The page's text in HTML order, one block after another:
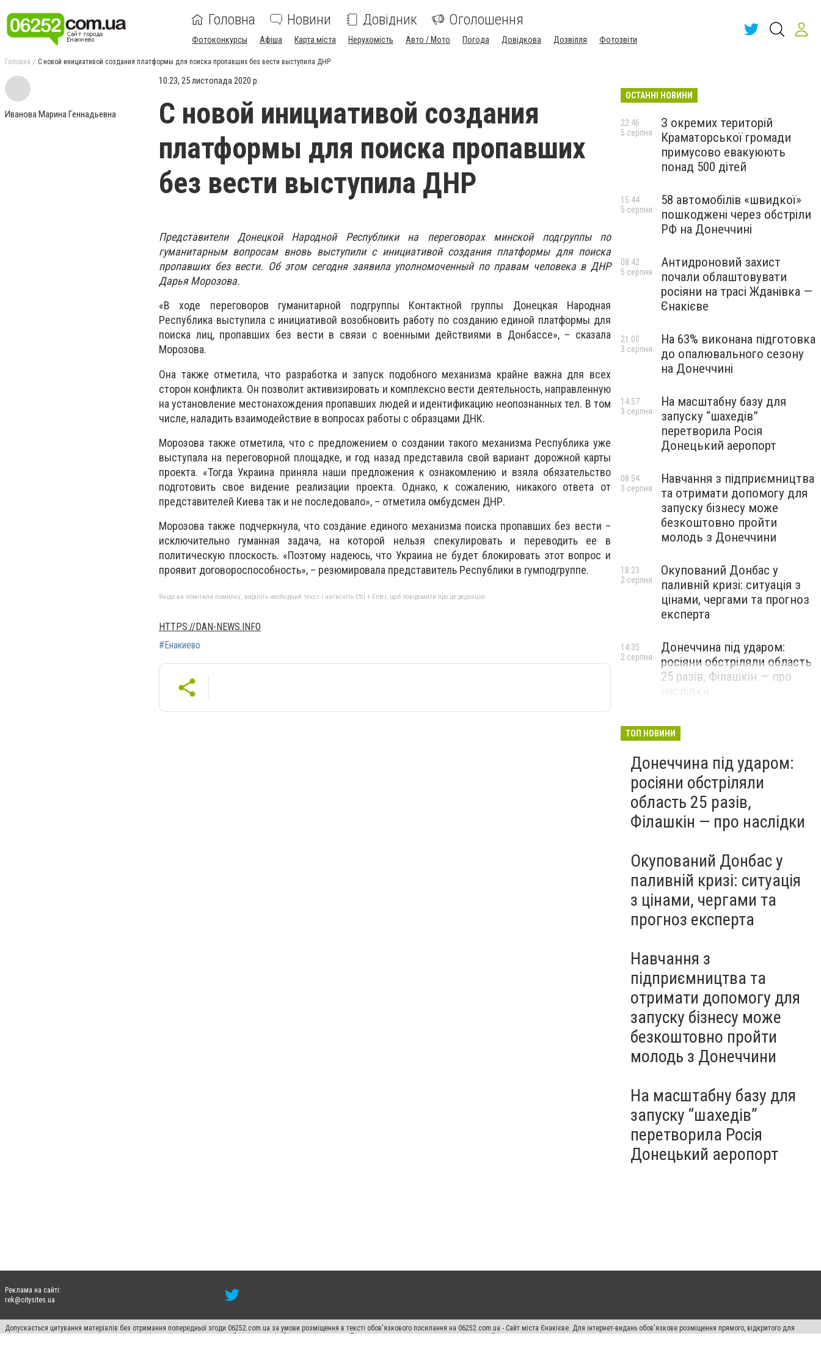
Головна Новини Довідник Оголошення
Фотоконкурсы Афіша Карта міста Нерухомість Авто / Мото Погода Довідкова Дозвілля Фотозвіти
Головна С новой инициативой создания платформы для поиска пропавших без вести выступила ДНР
Иванова Марина Геннадьевна
10:23, 25 листопада 2020 р.
С новой инициативой создания
платформы для поиска пропавших
без вести выступила ДНР
Представители Донецкой Народной Республики на переговорах минской подгруппы по
гуманитарным вопросам вновь выступили с инициативой создания платформы для поиска
пропавших без вести. Об этом сегодня заявила уполномоченный по правам человека в ДНР
Дарья Морозова.
«В ходе переговоров гуманитарной подгруппы Контактной группы Донецкая Народная
Республика выступила с инициативой возобновить работу по созданию единой платформы для
поиска лиц, пропавших без вести в связи с военными действиями в Донбассе», – сказала
Морозова.
Она также отметила, что разработка и запуск подобного механизма крайне важна для всех
сторон конфликта. Он позволит активизировать и комплексно вести деятельность, направленную
на установление местонахождения пропавших людей и идентификацию неопознанных тел. В том
числе, наладить взаимодействие в вопросах работы с образцами ДНК.
Морозова также отметила, что с предложением о создании такого механизма Республика уже
выступала на переговорной площадке, и год назад представила свой вариант дорожной карты
проекта. «Тогда Украина приняла наши предложения к ознакомлению и взяла обязательство
подготовить свое видение реализации проекта. Однако, к сожалению, никакого ответа от
представителей Киева так и не последовало», – отметила омбудсмен ДНР.
Морозова также подчеркнула, что создание единого механизма поиска пропавших без вести –
исключительно гуманная задача, на которой нельзя спекулировать и переводить ее в
политическую плоскость. «Поэтому надеюсь, что Украина не будет блокировать этот вопрос и
проявит договороспособность», – резюмировала представитель Республики в гумподгруппе.
Якщо ви помітили помилку, виділіть необхідний текст і натисніть Ctrl + Enter, щоб повідомити про це редакцію
HTTPS://DAN-NEWS.INFO
#Енакиево
ОСТАННІ НОВИНИ
З окремих територій
Краматорської громади
примусово евакуюють
понад 500 дітей
22:46
5 серпня
58 автомобілів «швидкої»
пошкоджені через обстріли
РФ на Донеччині
15:44
5 серпня
Антидроновий захист
почали облаштовувати
росіяни на трасі Жданівка —
Єнакієве
08:42
5 серпня
На 63% виконана підготовка
до опалювального сезону
на Донеччині
21:00
3 серпня
На масштабну базу для
запуску “шахедів”
перетворила Росія
Донецький аеропорт
14:57
3 серпня
Навчання з підприємництва
та отримати допомогу для
запуску бізнесу може
безкоштовно пройти
молодь з Донеччини
08:54
3 серпня
Окупований Донбас у
паливній кризі: ситуація з
цінами, чергами та прогноз
експерта
18:23
2 серпня
Донеччина під ударом:
росіяни обстріляли область
25 разів, Філашкін — про
14:35
2 серпня
ТОП НОВИНИ
Донеччина під ударом:
росіяни обстріляли
область 25 разів,
Філашкін — про наслідки
Окупований Донбас у
паливній кризі: ситуація
з цінами, чергами та
прогноз експерта
Навчання з
підприємництва та
отримати допомогу для
запуску бізнесу може
безкоштовно пройти
молодь з Донеччини
На масштабну базу для
запуску “шахедів”
перетворила Росія
Донецький аеропорт
Реклама на сайті:
rek@citysites.ua
Допускається цитування матеріалів без отримання попередньої згоди 06252.com.ua за умови розміщення в тексті обов'язкового посилання на 06252.com.ua - Сайт міста Єнакієве. Для інтернет-видань обов'язкове розміщення прямого, відкритого для
пошукових систем гіперпосилання на цитовані статті не нижче другого абзацу в тексті або в якості джерела. Порушення виняткових прав переслідується Законом.